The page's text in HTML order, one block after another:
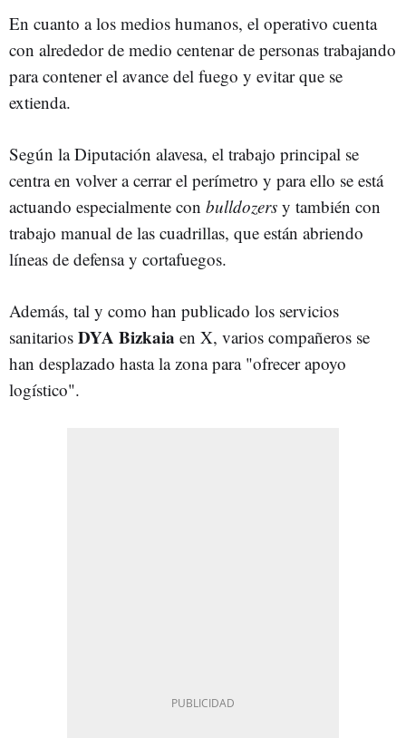
En cuanto a los medios humanos, el operativo cuenta
con alrededor de medio centenar de personas trabajando
para contener el avance del fuego y evitar que se
extienda.
Según la Diputación alavesa, el trabajo principal se
centra en volver a cerrar el perímetro y para ello se está
actuando especialmente con bulldozers y también con
trabajo manual de las cuadrillas, que están abriendo
líneas de defensa y cortafuegos.
Además, tal y como han publicado los servicios
sanitarios DYA Bizkaia en X, varios compañeros se
han desplazado hasta la zona para "ofrecer apoyo
logístico".